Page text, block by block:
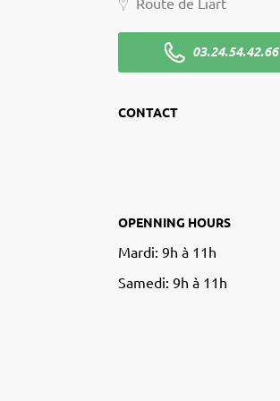
03.24.54.42.66
CONTACT
OPENNING HOURS
Mardi: 9h à 11h
Samedi: 9h à 11h